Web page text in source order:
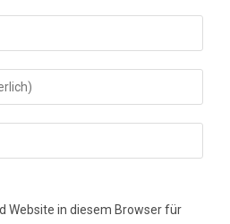
Website in diesem Browser für